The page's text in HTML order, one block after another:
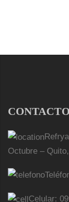
Octubre –
Celular: